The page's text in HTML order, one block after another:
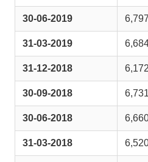
30-06-2019
31-03-2019
31-12-2018
30-09-2018
30-06-2018
31-03-2018